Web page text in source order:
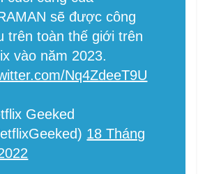
sẽ được công
trên toàn thế giới trên
vào năm 2023.
Nq4ZdeeT9U
Geeked
18 Tháng